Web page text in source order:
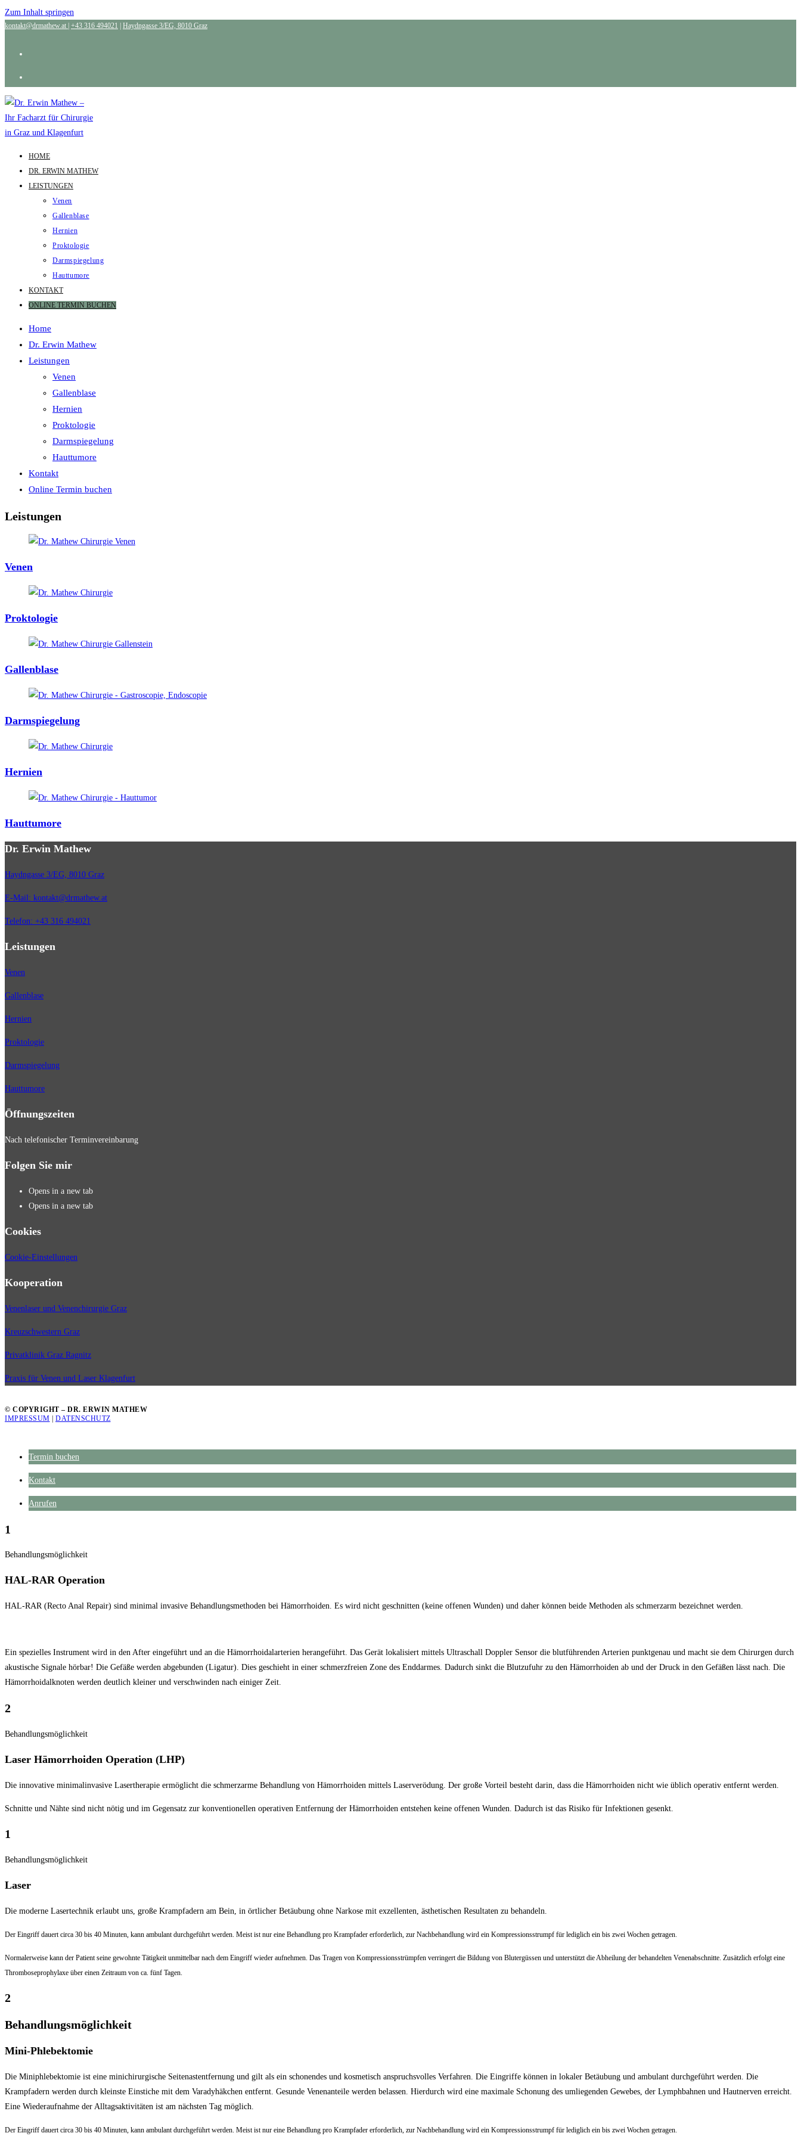
Zum Inhalt springen
kontakt@drmathew.at +43 316 494021 Haydngasse 3/EG, 8010 Graz
HOME
DR. ERWIN MATHEW
LEISTUNGEN
Venen
Gallenblase
Hernien
Proktologie
Darmspiegelung
Hauttumore
KONTAKT
ONLINE TERMIN BUCHEN
Home
Dr. Erwin Mathew
Leistungen
Venen
Gallenblase
Hernien
Proktologie
Darmspiegelung
Hauttumore
Kontakt
Online Termin buchen
Leistungen
Venen
Proktologie
Gallenblase
Darmspiegelung
Hernien
Hauttumore
Dr. Erwin Mathew
Haydngasse 3/EG, 8010 Graz
E-Mail: kontakt@drmathew.at
Telefon: +43 316 494021
Leistungen
Venen
Gallenblase
Hernien
Proktologie
Darmspiegelung
Hauttumore
Öffnungszeiten
Nach telefonischer Terminvereinbarung
Folgen Sie mir
Opens in a new tab
Opens in a new tab
Cookies
Cookie-Einstellungen
Kooperation
Venenlaser und Venenchirurgie Graz
Kreuzschwestern Graz
Privatklinik Graz Ragnitz
Praxis für Venen und Laser Klagenfurt
© COPYRIGHT – DR. ERWIN MATHEW
IMPRESSUM
DATENSCHUTZ
Termin buchen
Kontakt
Anrufen
1
Behandlungsmöglichkeit
HAL-RAR Operation
HAL-RAR (Recto Anal Repair) sind minimal invasive Behandlungsmethoden bei Hämorrhoiden. Es wird nicht geschnitten (keine offenen Wunden) und daher können beide Methoden als schmerzarm bezeichnet werden.
Ein spezielles Instrument wird in den After eingeführt und an die Hämorrhoidalarterien herangeführt. Das Gerät lokalisiert mittels Ultraschall Doppler Sensor die blutführenden Arterien punktgenau und macht sie dem Chirurgen durch
akustische Signale hörbar! Die Gefäße werden abgebunden (Ligatur). Dies geschieht in einer schmerzfreien Zone des Enddarmes. Dadurch sinkt die Blutzufuhr zu den Hämorrhoiden ab und der Druck in den Gefäßen lässt nach. Die
Hämorrhoidalknoten werden deutlich kleiner und verschwinden nach einiger Zeit.
2
Behandlungsmöglichkeit
Laser Hämorrhoiden Operation (LHP)
Die innovative minimalinvasive Lasertherapie ermöglicht die schmerzarme Behandlung von Hämorrhoiden mittels Laserverödung. Der große Vorteil besteht darin, dass die Hämorrhoiden nicht wie üblich operativ entfernt werden.
Schnitte und Nähte sind nicht nötig und im Gegensatz zur konventionellen operativen Entfernung der Hämorrhoiden entstehen keine offenen Wunden. Dadurch ist das Risiko für Infektionen gesenkt.
1
Behandlungsmöglichkeit
Laser
Die moderne Lasertechnik erlaubt uns, große Krampfadern am Bein, in örtlicher Betäubung ohne Narkose mit exzellenten, ästhetischen Resultaten zu behandeln.
Der Eingriff dauert circa 30 bis 40 Minuten, kann ambulant durchgeführt werden. Meist ist nur eine Behandlung pro Krampfader erforderlich, zur Nachbehandlung wird ein Kompressionsstrumpf für lediglich ein bis zwei Wochen getragen.
Normalerweise kann der Patient seine gewohnte Tätigkeit unmittelbar nach dem Eingriff wieder aufnehmen. Das Tragen von Kompressionsstrümpfen verringert die Bildung von Blutergüssen und unterstützt die Abheilung der behandelten Venenabschnitte. Zusätzlich erfolgt eine
Thromboseprophylaxe über einen Zeitraum von ca. fünf Tagen.
2
Behandlungsmöglichkeit
Mini-Phlebektomie
Die Miniphlebektomie ist eine minichirurgische Seitenastentfernung und gilt als ein schonendes und kosmetisch anspruchsvolles Verfahren. Die Eingriffe können in lokaler Betäubung und ambulant durchgeführt werden. Die
Krampfadern werden durch kleinste Einstiche mit dem Varadyhäkchen entfernt. Gesunde Venenanteile werden belassen. Hierdurch wird eine maximale Schonung des umliegenden Gewebes, der Lymphbahnen und Hautnerven erreicht.
Eine Wiederaufnahme der Alltagsaktivitäten ist am nächsten Tag möglich.
Der Eingriff dauert circa 30 bis 40 Minuten, kann ambulant durchgeführt werden. Meist ist nur eine Behandlung pro Krampfader erforderlich, zur Nachbehandlung wird ein Kompressionsstrumpf für lediglich ein bis zwei Wochen getragen.